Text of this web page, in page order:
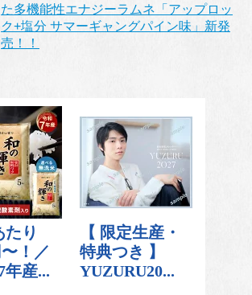
た多機能性エナジーラムネ「アップロッ
ク+塩分 サマーギャングパイン味」新発
売！！